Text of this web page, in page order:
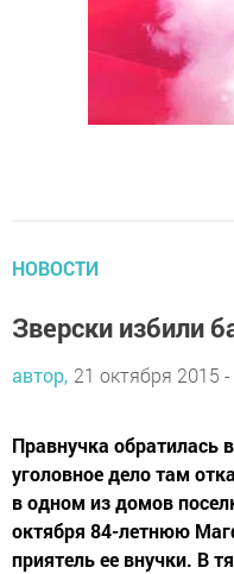
НОВОСТИ
Зверски избили
автор, 21 октября 2015
Правнучка обратилась
уголовное дело там
в одном из домов
октября 84-летнюю
приятель ее внучки. В